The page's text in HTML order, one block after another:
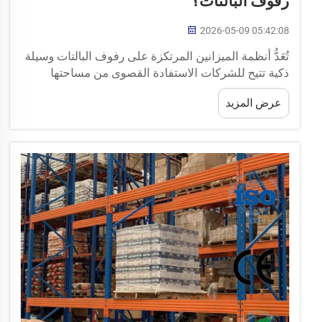
2026-05-09 05:42:08
تُعَدُّ أنظمة الميزانين المرتكزة على رفوف البالتات وسيلة
ذكية تتيح للشركات الاستفادة القصوى من مساحتها
المتاحة. وهي تشمل إنشاء طبقات إضافية فوق الرف
الأصلي المخصص لبالتات التخزين. ويسمح ذلك للشركات
بتخزين كمٍّ أكبر من المنتجات دون الحاجة إلى التوسُّع
عرض المزيد